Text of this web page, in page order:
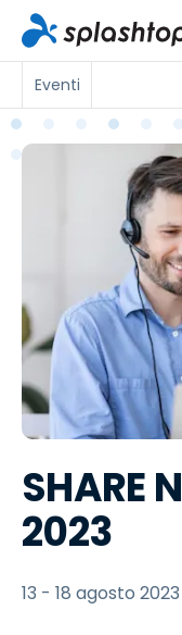
Eventi
SHARE
2023
13 - 18 agosto 2023